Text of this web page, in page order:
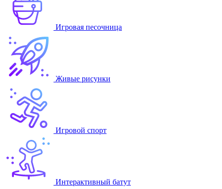
Игровая песочница
Живые рисунки
Игровой спорт
Интерактивный батут